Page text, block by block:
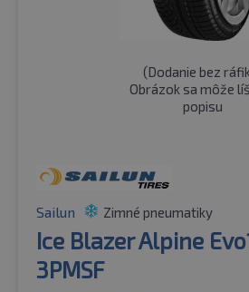
(Dodanie bez
Obrázok sa môže
popisu
Sailun Zimné pneumatiky
Ice Blazer Alpine
3PMSF